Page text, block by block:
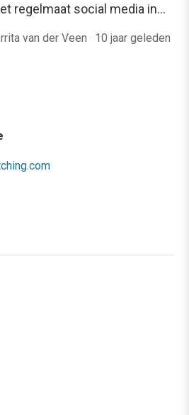
regelmaat social media in…
van der Veen · 10 jaar geleden